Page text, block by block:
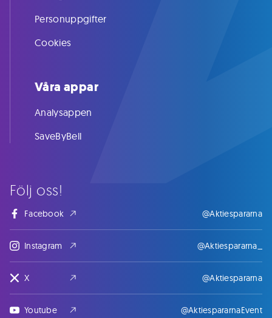
Följ oss!
Facebook @Aktiespararna
Instagram @Aktiespararna_
X @Aktiespararna
Youtube @AktiespararnaEvent
Personuppgifter
Cookies
Våra appar
Analysappen
SaveByBell